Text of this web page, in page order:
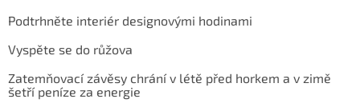
Podtrhněte interiér designovými hodinami
Vyspěte se do růžova
Zatemňovací závěsy chrání v létě před horkem a v zimě
šetří peníze za energie